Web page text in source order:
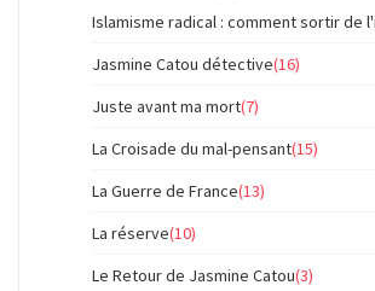
Islamisme radical : comment sortir de
Jasmine Catou détective(16)
Juste avant ma mort(7)
La Croisade du mal-pensant(15)
La Guerre de France(13)
La réserve(10)
Le Retour de Jasmine Catou(3)